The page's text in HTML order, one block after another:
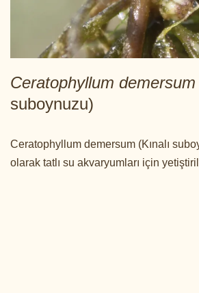
Ceratophyllum demersum
suboynuzu)
Ceratophyllum demersum (Kınalı
olarak tatlı su akvaryumları için